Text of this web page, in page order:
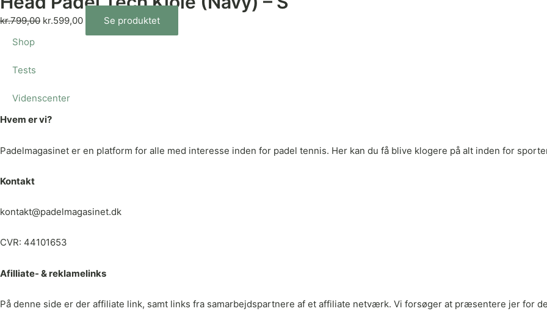
kr.799,00 kr.599,00
Se produktet
Shop
Tests
Videnscenter
Hvem er vi?
Padelmagasinet er en platform for alle med interesse inden for padel tennis. Her kan du få blive klogere på alt inden for
Kontakt
kontakt@padelmagasinet.dk
CVR: 44101653
Afilliate- & reklamelinks
På denne side er der affiliate link, samt links fra samarbejdspartnere af et affiliate netværk. Vi forsøger at præsentere jer for